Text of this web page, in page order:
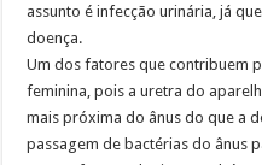
assunto é infecção urinária, já
doença.
Um dos fatores que contribuem
feminina, pois a uretra do
mais próxima do ânus do que a
passagem de bactérias do ânus